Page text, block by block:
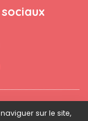
légales
sur le site,